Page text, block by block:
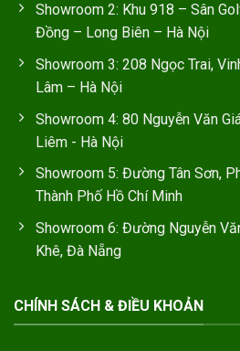
Showroom 2: Khu 918 – Sân
Đồng – Long Biên – Hà Nội
Showroom 3: 208 Ngọc Trai,
Lâm – Hà Nội
Showroom 4: 80 Nguyễn Văn
Liêm - Hà Nội
Showroom 5: Đường Tân Sơn,
Thành Phố Hồ Chí Minh
Showroom 6: Đường Nguyễn
Khê, Đà Nẵng
CHÍNH SÁCH & ĐIỀU KHOẢN